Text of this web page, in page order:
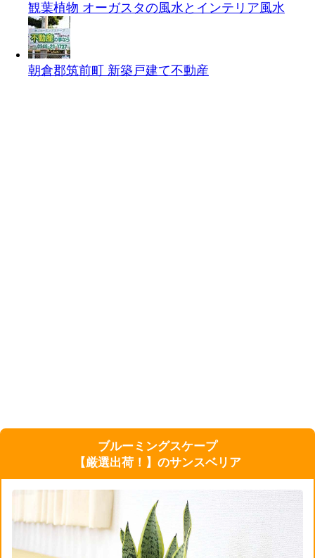
観葉植物 オーガスタの風水とインテリア風水
朝倉郡筑前町 新築戸建て不動産
ブルーミングスケープ
【厳選出荷！】のサンスベリア